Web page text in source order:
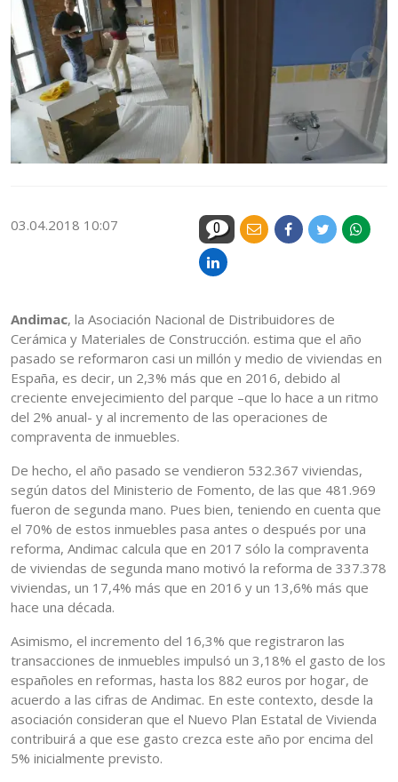
03.04.2018 10:07 0
Andimac, la Asociación Nacional de Distribuidores de
Cerámica y Materiales de Construcción. estima que el año
pasado se reformaron casi un millón y medio de viviendas en
España, es decir, un 2,3% más que en 2016, debido al
creciente envejecimiento del parque –que lo hace a un ritmo
del 2% anual- y al incremento de las operaciones de
compraventa de inmuebles.
De hecho, el año pasado se vendieron 532.367 viviendas,
según datos del Ministerio de Fomento, de las que 481.969
fueron de segunda mano. Pues bien, teniendo en cuenta que
el 70% de estos inmuebles pasa antes o después por una
reforma, Andimac calcula que en 2017 sólo la compraventa
de viviendas de segunda mano motivó la reforma de 337.378
viviendas, un 17,4% más que en 2016 y un 13,6% más que
hace una década.
Asimismo, el incremento del 16,3% que registraron las
transacciones de inmuebles impulsó un 3,18% el gasto de los
españoles en reformas, hasta los 882 euros por hogar, de
acuerdo a las cifras de Andimac. En este contexto, desde la
asociación consideran que el Nuevo Plan Estatal de Vivienda
contribuirá a que ese gasto crezca este año por encima del
5% inicialmente previsto.